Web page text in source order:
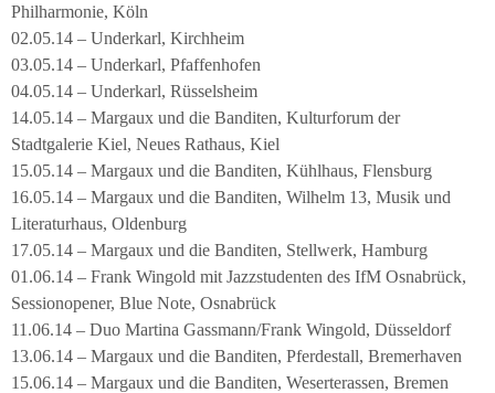
Philharmonie, Köln
02.05.14 – Underkarl, Kirchheim
03.05.14 – Underkarl, Pfaffenhofen
04.05.14 – Underkarl, Rüsselsheim
14.05.14 – Margaux und die Banditen, Kulturforum der
Stadtgalerie Kiel, Neues Rathaus, Kiel
15.05.14 – Margaux und die Banditen, Kühlhaus, Flensburg
16.05.14 – Margaux und die Banditen, Wilhelm 13, Musik und
Literaturhaus, Oldenburg
17.05.14 – Margaux und die Banditen, Stellwerk, Hamburg
01.06.14 – Frank Wingold mit Jazzstudenten des IfM Osnabrück,
Sessionopener, Blue Note, Osnabrück
11.06.14 – Duo Martina Gassmann/Frank Wingold, Düsseldorf
13.06.14 – Margaux und die Banditen, Pferdestall, Bremerhaven
15.06.14 – Margaux und die Banditen, Weserterassen, Bremen